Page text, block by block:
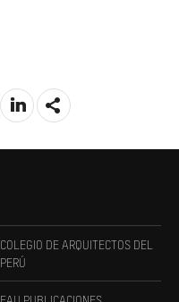
COLEGIO DE ARQUITECTOS DEL
PERÚ